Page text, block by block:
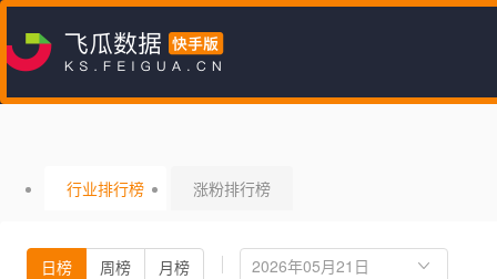
行业排行榜 涨粉排行榜
日榜 周榜 月榜